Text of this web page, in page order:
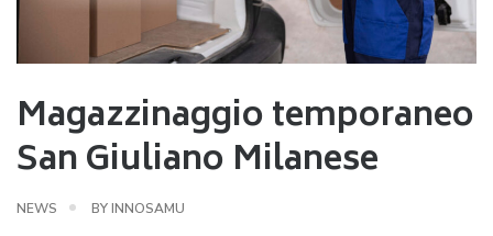
Magazzinaggio temporaneo
San Giuliano Milanese
NEWS BYINNOSAMU